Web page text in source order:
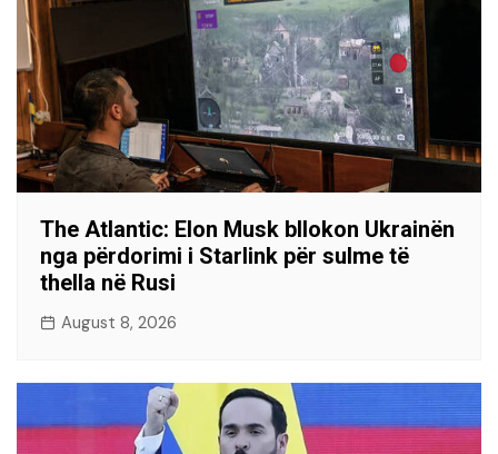
The Atlantic: Elon Musk bllokon Ukrainën
nga përdorimi i Starlink për sulme të
thella në Rusi
August 8, 2026